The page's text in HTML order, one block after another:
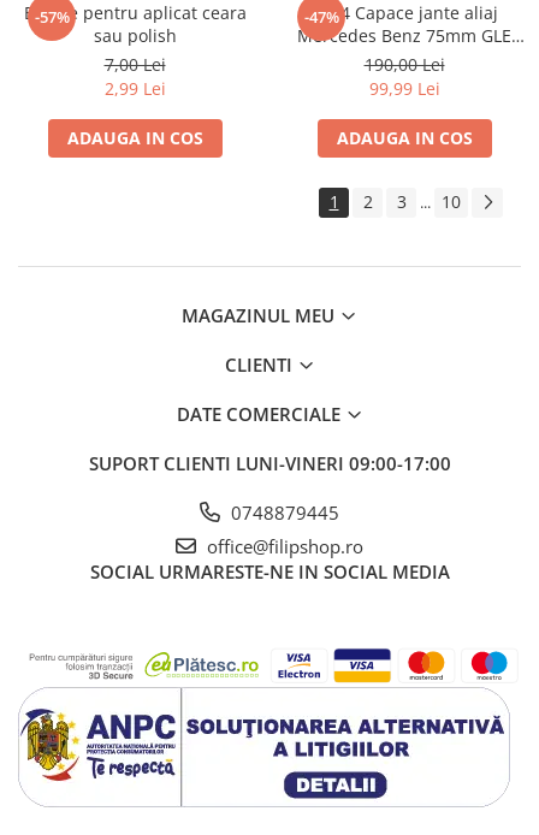
-57%
Burete pentru aplicat ceara
sau polish
7,00 Lei
2,99 Lei
ADAUGA IN COS
-47%
set 4 Capace jante aliaj
Mercedes Benz 75mm GLE
W167 / GLS X167 A1674015960
190,00 Lei
99,99 Lei
ADAUGA IN COS
1 2 3 ... 10
MAGAZINUL MEU
CLIENTI
DATE COMERCIALE
SUPORT CLIENTI LUNI-VINERI 09:00-17:00
0748879445
office@filipshop.ro
SOCIAL URMARESTE-NE IN SOCIAL MEDIA